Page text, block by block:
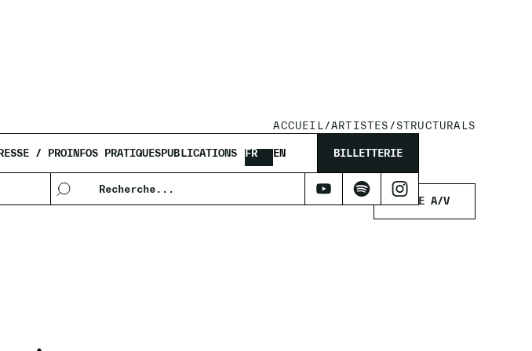
/ PROINFOS PRATIQUESPUBLICATIONS FR EN BILLETTERIE
ACCUEIL/ARTISTES / STRUCTURALS
LIVE A/V